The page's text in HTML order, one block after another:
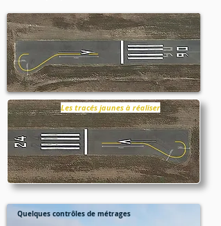
Les tracés jaunes à réaliser
Quelques contrôles de métrages